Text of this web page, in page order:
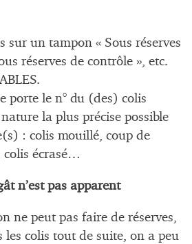
sur un tampon « Sous réserves
réserves de contrôle », etc.
porte le n° du (des) colis
la plus précise possible
: colis mouillé, coup de
colis écrasé…
n’est pas apparent
ne peut pas faire de réserves,
les colis tout de suite, on a peu